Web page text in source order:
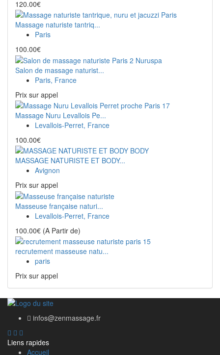
120.00€
Massage naturiste tantriq...
Paris
100.00€
Salon de massage naturist...
Paris, France
Prix ​​sur appel
Massage Nuru Levallois Pe...
Levallois-Perret, France
100.00€
MASSAGE NATURISTE ET BODY...
Avignon
Prix ​​sur appel
Masseuse française naturi...
Levallois-Perret, France
100.00€ (A Partir de)
recrutement masseuse natu...
paris
Prix ​​sur appel
infos@zenmassage.fr
Liens rapides
Accueil